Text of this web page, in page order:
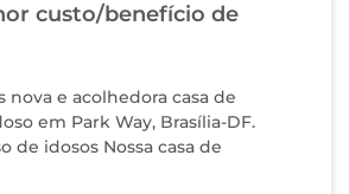
custo/benefício de
nova e acolhedora casa de
em Park Way, Brasília-DF.
de idosos Nossa casa de